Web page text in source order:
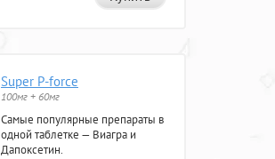
Super P-force
100мг + 60мг
Самые популярные препараты в
одной таблетке — Виагра и
Дапоксетин.